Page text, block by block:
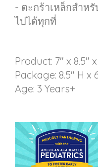
- ตะกร้าเหล็กสำห
ไปได้ทุกที่
Product: 7" x 8.5"
Package: 8.5" H x
Age: 3 Years+